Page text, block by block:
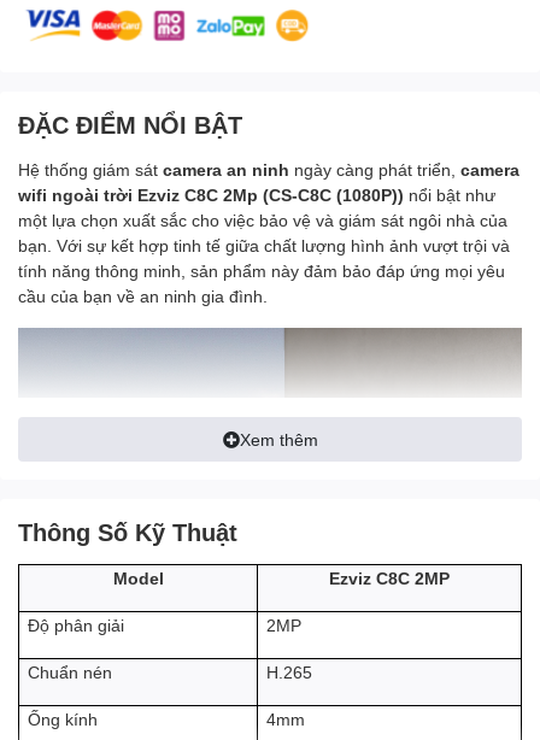
ĐẶC ĐIỂM NỔI BẬT
Hệ thống giám sát camera an ninh ngày càng phát triển, camera
wifi ngoài trời Ezviz C8C 2Mp (CS-C8C (1080P)) nổi bật như
một lựa chọn xuất sắc cho việc bảo vệ và giám sát ngôi nhà của
bạn. Với sự kết hợp tinh tế giữa chất lượng hình ảnh vượt trội và
tính năng thông minh, sản phẩm này đảm bảo đáp ứng mọi yêu
cầu của bạn về an ninh gia đình.
Xem thêm
Thông Số Kỹ Thuật
Model Ezviz C8C 2MP
Độ phân giải 2MP
Chuẩn nén H.265
Ống kính 4mm